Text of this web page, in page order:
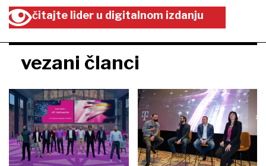
čitajte lider u digitalnom izdanju
vezani članci